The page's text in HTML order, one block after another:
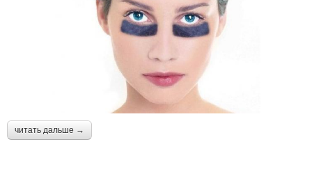
читать дальше →